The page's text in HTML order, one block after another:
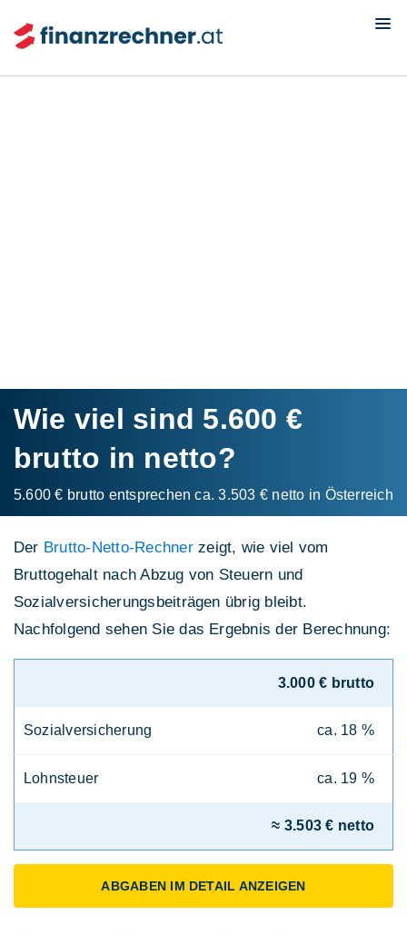
Wie viel sind 5.600 €
brutto in netto?
5.600 € brutto entsprechen ca. 3.503 € netto in Österreich
Der Brutto-Netto-Rechnerzeigt, wie viel vom
Bruttogehalt nach Abzug von Steuern und
Sozialversicherungsbeiträgen übrig bleibt.
Nachfolgend sehen Sie das Ergebnis der Berechnung:
3.000 € brutto
Sozialversicherung ca. 18 %
Lohnsteuer ca. 19 %
≈ 3.503 € netto
ABGABEN IM DETAIL ANZEIGEN